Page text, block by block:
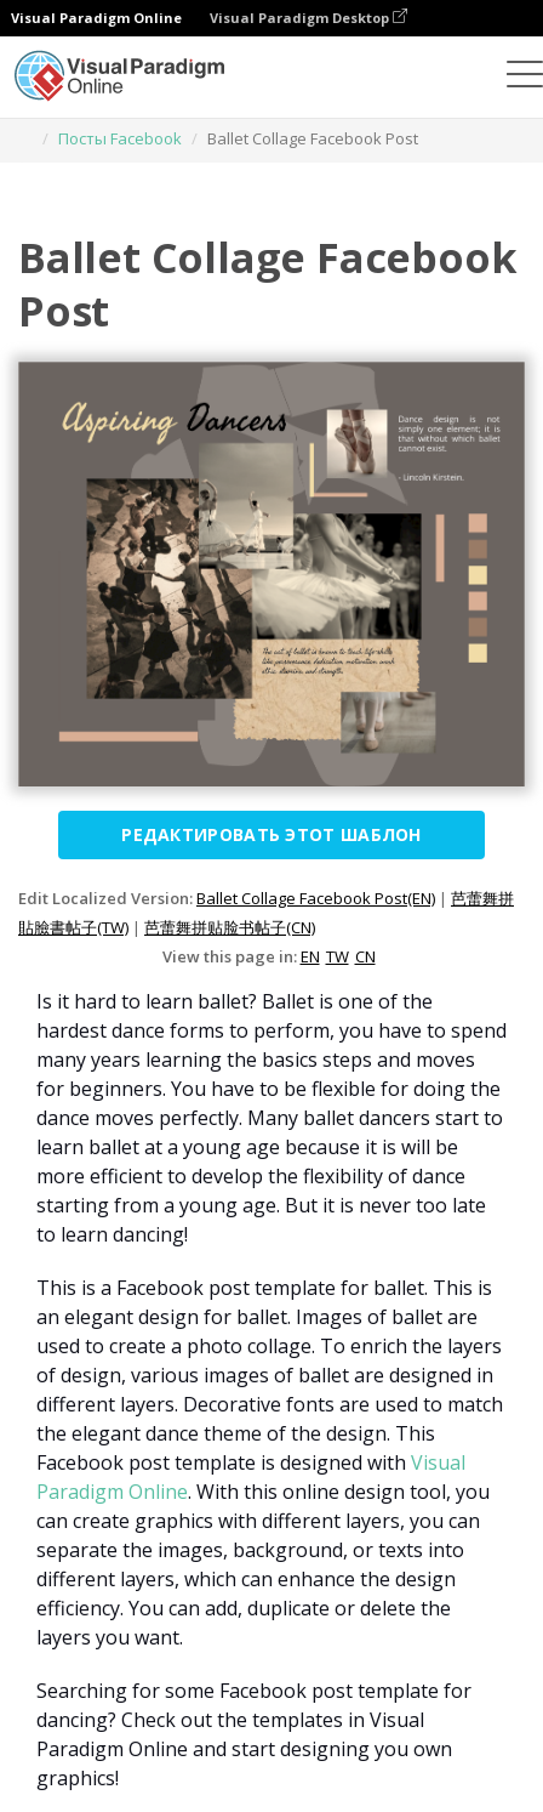
Visual Paradigm Online Visual Paradigm Desktop
Посты Facebook
Ballet Collage Facebook Post
Ballet Collage Facebook
Post
РЕДАКТИРОВАТЬ ЭТОТ ШАБЛОН
Edit Localized Version:Ballet Collage Facebook Post(EN) | 芭蕾舞拼
貼臉書帖子(TW) | 芭蕾舞拼贴脸书帖子(CN)
View this page in:EN TW CN
Is it hard to learn ballet? Ballet is one of the
hardest dance forms to perform, you have to spend
many years learning the basics steps and moves
for beginners. You have to be flexible for doing the
dance moves perfectly. Many ballet dancers start to
learn ballet at a young age because it is will be
more efficient to develop the flexibility of dance
starting from a young age. But it is never too late
to learn dancing!
This is a Facebook post template for ballet. This is
an elegant design for ballet. Images of ballet are
used to create a photo collage. To enrich the layers
of design, various images of ballet are designed in
different layers. Decorative fonts are used to match
the elegant dance theme of the design. This
Facebook post template is designed with Visual
Paradigm Online. With this online design tool, you
can create graphics with different layers, you can
separate the images, background, or texts into
different layers, which can enhance the design
efficiency. You can add, duplicate or delete the
layers you want.
Searching for some Facebook post template for
dancing? Check out the templates in Visual
Paradigm Online and start designing you own
graphics!